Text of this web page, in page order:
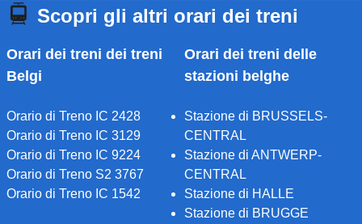
Scopri gli altri orari dei treni
Orari dei treni dei treni
Belgi
Orario di Treno IC 2428
Orario di Treno IC 3129
Orario di Treno IC 9224
Orario di Treno S2 3767
Orario di Treno IC 1542
Orari dei treni delle
stazioni belghe
Stazione di BRUSSELS-
CENTRAL
Stazione di ANTWERP-
CENTRAL
Stazione di HALLE
Stazione di BRUGGE